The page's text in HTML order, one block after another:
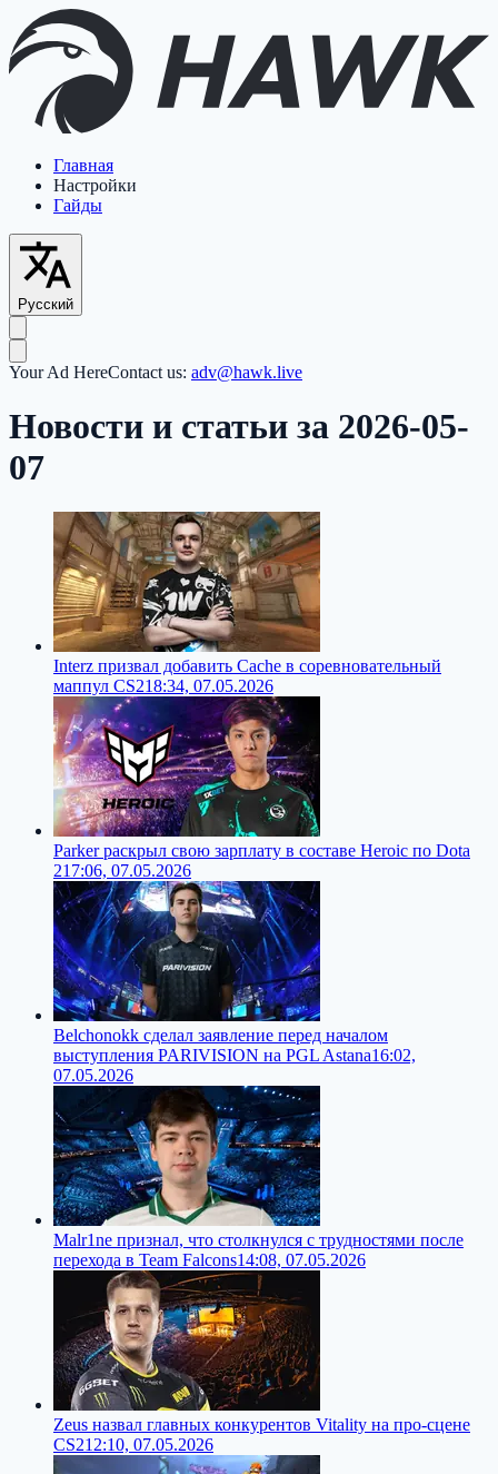
Главная
Настройки
Гайды
Русский
Your Ad HereContact us: adv@hawk.live
Новости и статьи за 2026-05-
07
Interz призвал добавить Cache в соревновательный
маппул CS218:34, 07.05.2026
Parker раскрыл свою зарплату в составе Heroic по Dota
217:06, 07.05.2026
Belchonokk сделал заявление перед началом
выступления PARIVISION на PGL Astana16:02,
07.05.2026
Malr1ne признал, что столкнулся с трудностями после
перехода в Team Falcons14:08, 07.05.2026
Zeus назвал главных конкурентов Vitality на про-сцене
CS212:10, 07.05.2026